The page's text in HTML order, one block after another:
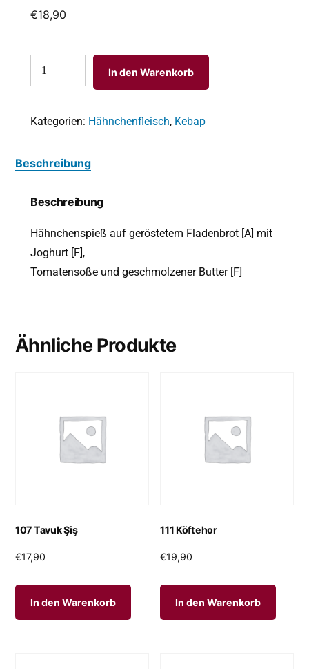
€18,90
In den Warenkorb
Kategorien: Hähnchenfleisch, Kebap
Beschreibung
Beschreibung
Hähnchenspieß auf geröstetem Fladenbrot [A] mit
Joghurt [F],
Tomatensoße und geschmolzener Butter [F]
Ähnliche Produkte
107 Tavuk Şiş
€17,90
In den Warenkorb
111 Köftehor
€19,90
In den Warenkorb